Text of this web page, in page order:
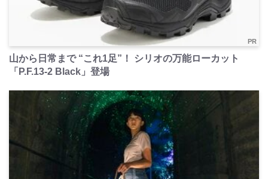
PR
山から日常まで “これ1足”！ シリオの万能ローカット
「P.F.13-2 Black」登場